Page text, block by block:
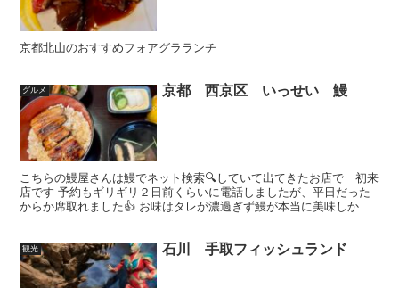
京都北山のおすすめフォアグラランチ
グルメ 京都 西京区 いっせい 鰻
こちらの鰻屋さんは鰻でネット検索🔍していて出てきたお店で 初来
店です 予約もギリギリ２日前くらいに電話しましたが、平日だった
からか席取れました👍 お味はタレが濃過ぎず鰻が本当に美味しかっ
観光 石川 手取フィッシュランド